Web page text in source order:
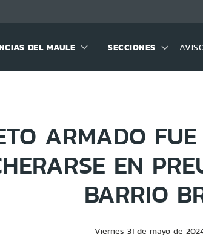
DEL MAULE SECCIONES
ARMADO
EN
BARRIO
Viernes 31 de mayo de